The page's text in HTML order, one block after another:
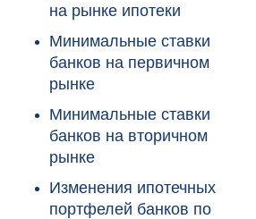
на рынке ипотеки
Минимальные ставки
банков на первичном
рынке
Минимальные ставки
банков на вторичном
рынке
Изменения ипотечных
портфелей банков по